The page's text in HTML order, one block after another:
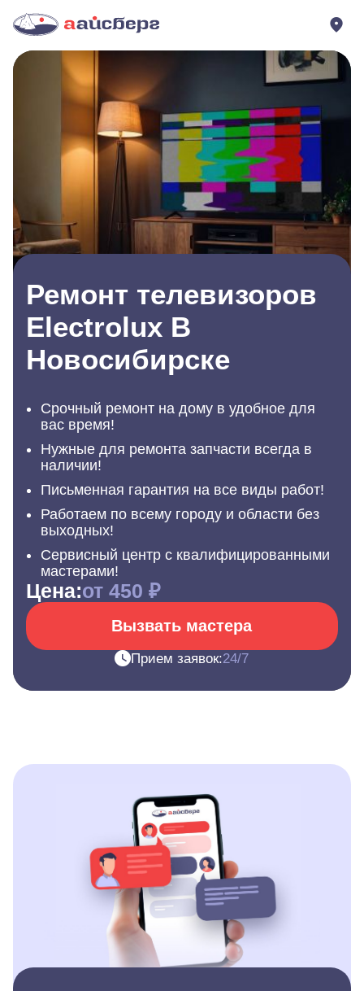
Ремонт телевизоров
Electrolux В
Новосибирске
Срочный ремонт на дому в удобное для
вас время!
Нужные для ремонта запчасти всегда в
наличии!
Письменная гарантия на все виды работ!
Работаем по всему городу и области без
выходных!
Сервисный центр с квалифицированными
мастерами!
Цена:от 450 ₽
Вызвать мастера
Прием заявок:24/7